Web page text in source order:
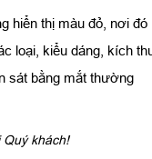
hiển thị màu đỏ, nơi đó
loại, kiểu dáng, kích
sát bằng mắt thường
khách!